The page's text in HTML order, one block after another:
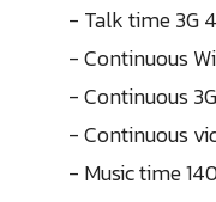
- Talk time 3G
- Continuous
- Continuous
- Continuous
- Music time